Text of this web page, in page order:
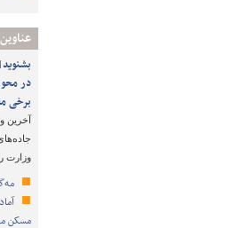
در
برخی
آخرین
وزارت